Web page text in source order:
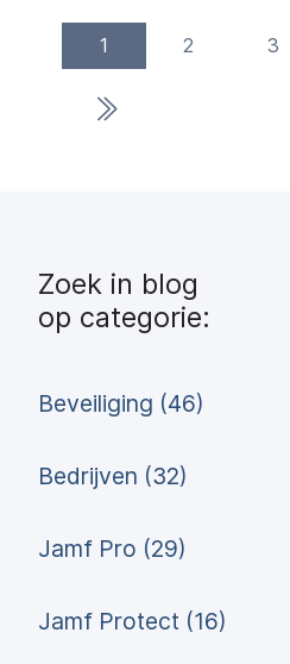
1 (current)2 3
Laatste pagina
Zoek in blog
op categorie:
Beveiliging (46)
Bedrijven (32)
Jamf Pro (29)
Jamf Protect (16)